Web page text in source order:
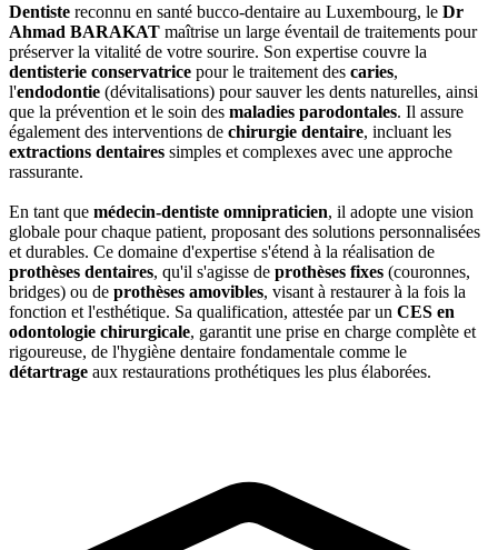
Dentiste reconnu en santé bucco-dentaire au Luxembourg, le Dr
Ahmad BARAKAT maîtrise un large éventail de traitements pour
préserver la vitalité de votre sourire. Son expertise couvre la
dentisterie conservatrice pour le traitement des caries,
l'endodontie (dévitalisations) pour sauver les dents naturelles, ainsi
que la prévention et le soin des maladies parodontales. Il assure
également des interventions de chirurgie dentaire, incluant les
extractions dentaires simples et complexes avec une approche
rassurante.
En tant que médecin-dentiste omnipraticien, il adopte une vision
globale pour chaque patient, proposant des solutions personnalisées
et durables. Ce domaine d'expertise s'étend à la réalisation de
prothèses dentaires, qu'il s'agisse de prothèses fixes (couronnes,
bridges) ou de prothèses amovibles, visant à restaurer à la fois la
fonction et l'esthétique. Sa qualification, attestée par un CES en
odontologie chirurgicale, garantit une prise en charge complète et
rigoureuse, de l'hygiène dentaire fondamentale comme le
détartrage aux restaurations prothétiques les plus élaborées.